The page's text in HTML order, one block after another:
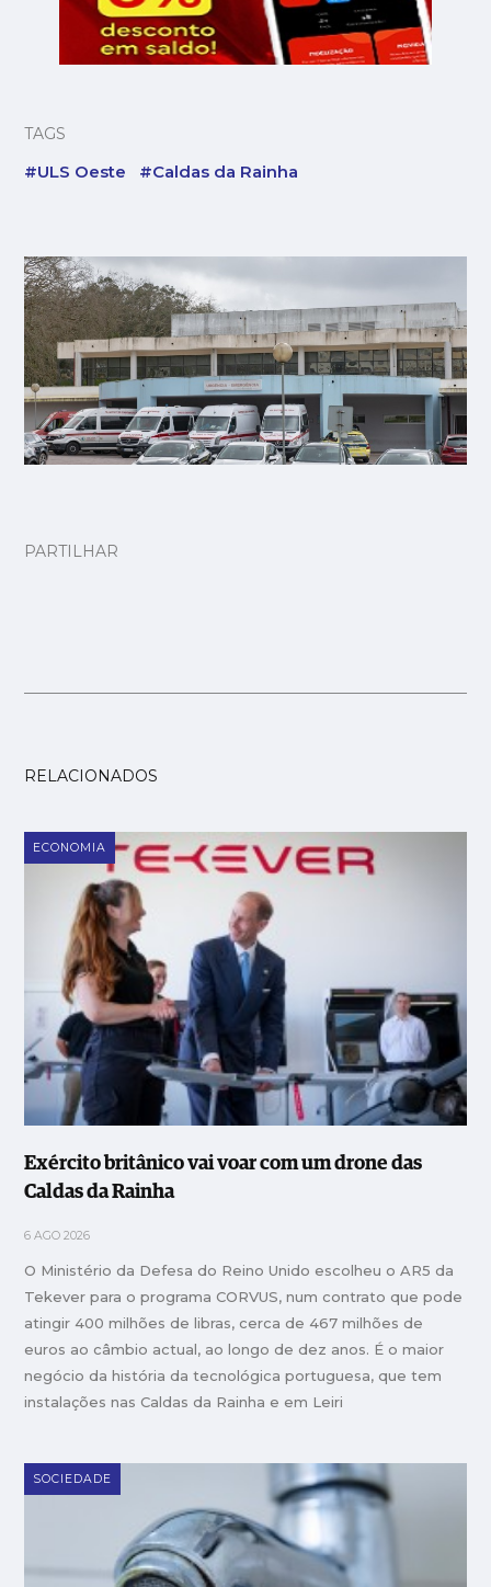
TAGS
#ULS Oeste #Caldas da Rainha
PARTILHAR
RELACIONADOS
ECONOMIA
Exército britânico vai voar com um drone das
Caldas da Rainha
6 AGO 2026
O Ministério da Defesa do Reino Unido escolheu o AR5 da
Tekever para o programa CORVUS, num contrato que pode
atingir 400 milhões de libras, cerca de 467 milhões de
euros ao câmbio actual, ao longo de dez anos. É o maior
negócio da história da tecnológica portuguesa, que tem
instalações nas Caldas da Rainha e em Leiri
SOCIEDADE